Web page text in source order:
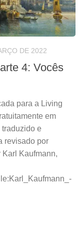
DE 2022
4: Vocês
para a Living
em
e
revisado por
Kaufmann,